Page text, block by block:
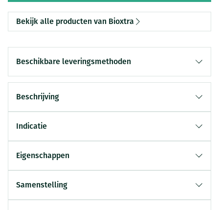
Bekijk alle producten van Bioxtra
Beschikbare leveringsmethoden
Beschrijving
Indicatie
Eigenschappen
Samenstelling